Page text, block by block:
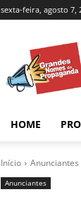
sexta-feira, agosto 7,
HOME
Início Anunciantes
Anunciantes